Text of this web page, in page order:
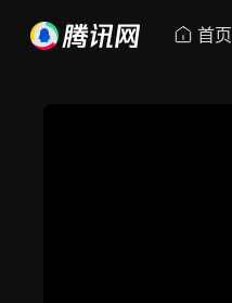
首页